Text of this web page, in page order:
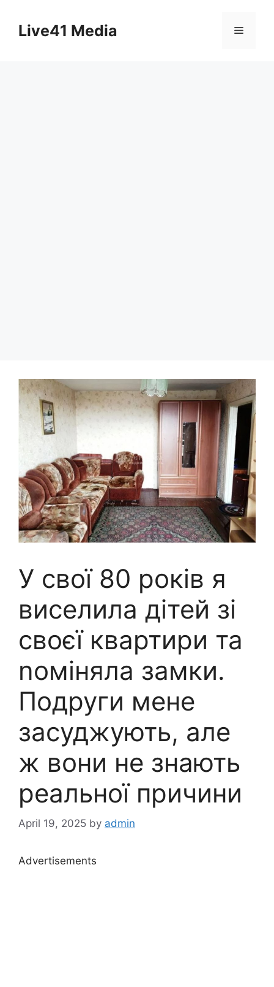
contentLive41 Media Menu
У свої 80 років я
виселила дітей зі
своєї квартири та
nоміняла замки.
Подруги мене
засуджують, але
ж вони не знають
реальної причини
April 19, 2025 by admin
Advertisements